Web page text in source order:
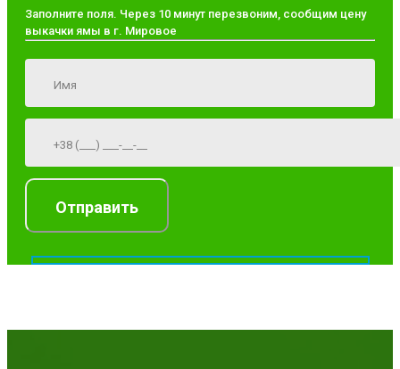
Заполните поля. Через 10 минут перезвоним, сообщим цену
выкачки ямы в г. Мировое